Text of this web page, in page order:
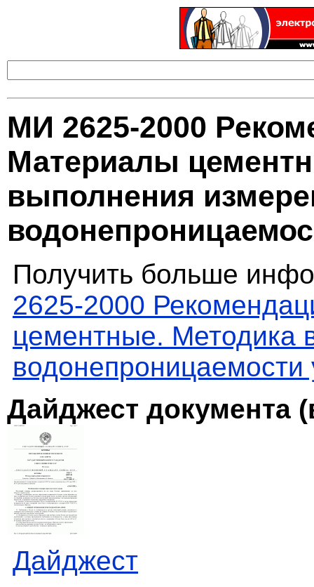
МИ 2625-2000
Материалы
выполнения
Получить больше
2625-2000
цементные. Методика
Дайджест документа
Дайджест